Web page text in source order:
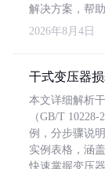
解决方案，帮
2026年8月4日
干式变压器
本文详细解析
（GB/T
例，分步骤说
实例表格，涵
快速掌握变压